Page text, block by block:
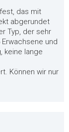
das mit
abgerundet
Typ, der sehr
und
keine lange
Können wir nur